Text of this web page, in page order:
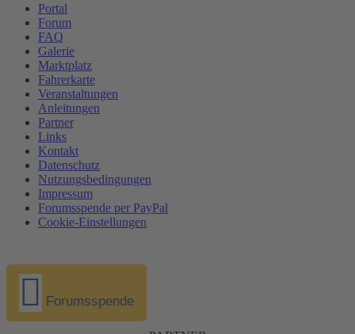
Portal
Forum
FAQ
Galerie
Marktplatz
Fahrerkarte
Veranstaltungen
Anleitungen
Partner
Links
Kontakt
Datenschutz
Nutzungsbedingungen
Impressum
Forumsspende per PayPal
Cookie-Einstellungen
Forumsspende